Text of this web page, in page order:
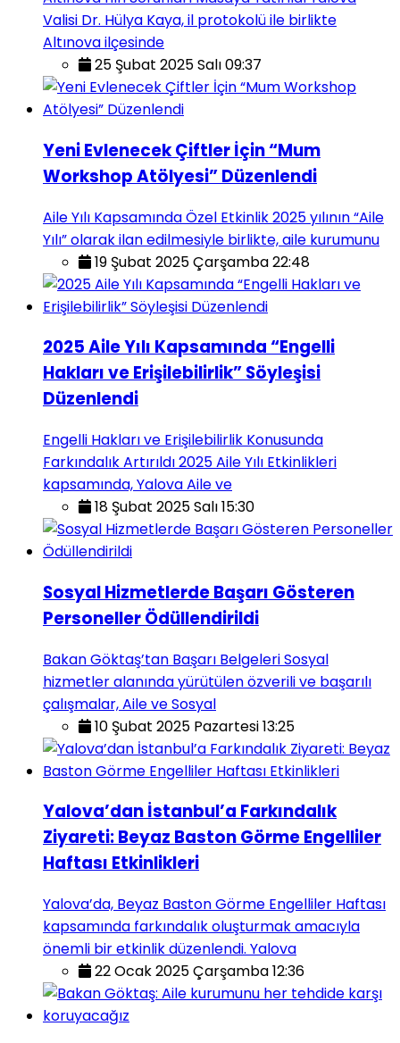
Valisi Dr. Hülya Kaya, il protokolü ile birlikte
Altınova ilçesinde
25 Şubat 2025 Salı 09:37
Yeni Evlenecek Çiftler İçin “Mum
Workshop Atölyesi” Düzenlendi
Aile Yılı Kapsamında Özel Etkinlik 2025 yılının “Aile
Yılı” olarak ilan edilmesiyle birlikte, aile kurumunu
19 Şubat 2025 Çarşamba 22:48
2025 Aile Yılı Kapsamında “Engelli
Hakları ve Erişilebilirlik” Söyleşisi
Düzenlendi
Engelli Hakları ve Erişilebilirlik Konusunda
Farkındalık Artırıldı 2025 Aile Yılı Etkinlikleri
kapsamında, Yalova Aile ve
18 Şubat 2025 Salı 15:30
Sosyal Hizmetlerde Başarı Gösteren
Personeller Ödüllendirildi
Bakan Göktaş’tan Başarı Belgeleri Sosyal
hizmetler alanında yürütülen özverili ve başarılı
çalışmalar, Aile ve Sosyal
10 Şubat 2025 Pazartesi 13:25
Yalova’dan İstanbul’a Farkındalık
Ziyareti: Beyaz Baston Görme Engelliler
Haftası Etkinlikleri
Yalova’da, Beyaz Baston Görme Engelliler Haftası
kapsamında farkındalık oluşturmak amacıyla
önemli bir etkinlik düzenlendi. Yalova
22 Ocak 2025 Çarşamba 12:36